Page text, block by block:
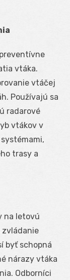
vtáka.
vtáčej
Používajú sa
radarové
vtákov v
trasy a
na letovú
zvládanie
byť schopná
nárazy vtáka
Odborníci